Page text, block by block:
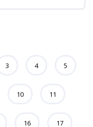
3 4 5
10 11
16 17